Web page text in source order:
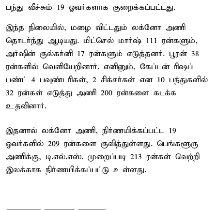
பந்து வீச்சும் 19 ஓவர்களாக குறைக்கப்பட்டது.
இந்த நிலையில், மழை விட்டதும் லக்னோ அணி
தொடர்ந்து ஆடியது. மிட்செல் மார்ஷ் 111 ரன்களும்,
அர்ஷின் குல்கர்னி 17 ரன்களும் எடுத்தனர். பூரன் 38
ரன்களில் வெளியேறினார். எனினும், கேப்டன் ரிஷப்
பண்ட் 4 பவுண்டரிகள், 2 சிக்சர்கள் என 10 பந்துகளில்
32 ரன்கள் எடுத்து அணி 200 ரன்களை கடக்க
உதவினார்.
இதனால் லக்னோ அணி, நிர்ணயிக்கப்பட்ட 19
ஓவர்களில் 209 ரன்களை குவித்துள்ளது. பெங்களூரு
அணிக்கு, டி.எல்.எஸ். முறைப்படி 213 ரன்கள் வெற்றி
இலக்காக நிர்ணயிக்கப்பட்டு உள்ளது.